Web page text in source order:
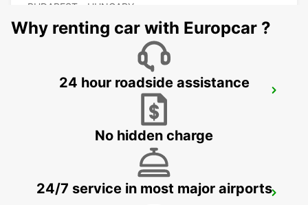
BUDAPEST - HUNGARY
BUDAPEST AIRPORT SELF CHECKOUT
PECS
Why renting car with Europcar ?
24 hour roadside assistance
No hidden charge
24/7 service in most major airports